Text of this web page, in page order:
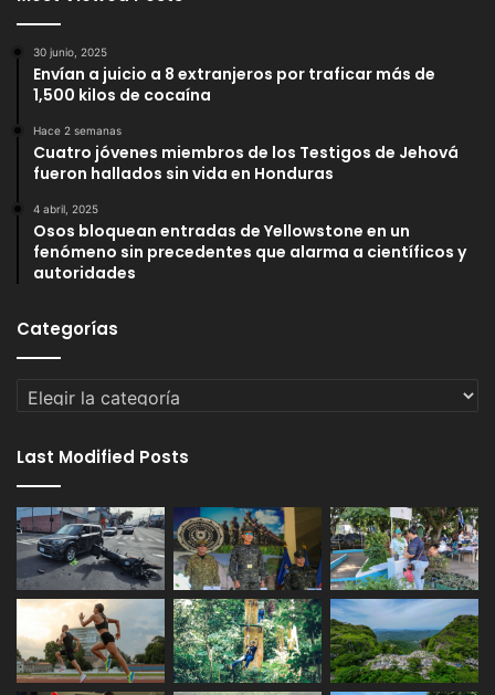
30 junio, 2025
Envían a juicio a 8 extranjeros por traficar más de
1,500 kilos de cocaína
Hace 2 semanas
Cuatro jóvenes miembros de los Testigos de Jehová
fueron hallados sin vida en Honduras
4 abril, 2025
Osos bloquean entradas de Yellowstone en un
fenómeno sin precedentes que alarma a científicos y
autoridades
Categorías
Categorías
Last Modified Posts